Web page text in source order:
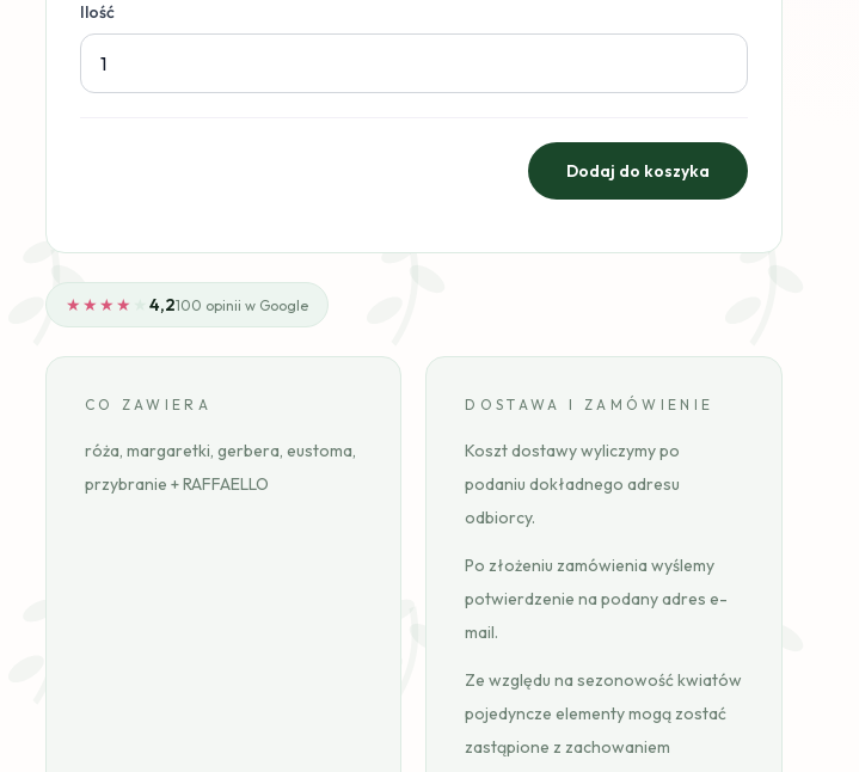
Ilość
★★★★ ★4,2100 opinii w Google
CO ZAWIERA
róża, margaretki, gerbera, eustoma,
przybranie + RAFFAELLO
DOSTAWA I ZAMÓWIENIE
Koszt dostawy wyliczymy po
podaniu dokładnego adresu
odbiorcy.
Po złożeniu zamówienia wyślemy
potwierdzenie na podany adres e-
mail.
Ze względu na sezonowość kwiatów
pojedyncze elementy mogą zostać
zastąpione z zachowaniem